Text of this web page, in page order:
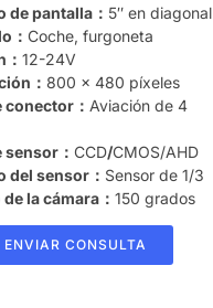
de pantalla： 5″ en diagonal
： Coche, furgoneta
12-24V
： 800 x 480 píxeles
conector： Aviación de 4
： CCD/CMOS/AHD
del sensor： Sensor de 1/3
la cámara： 150 grados
ENVIAR CONSULTA